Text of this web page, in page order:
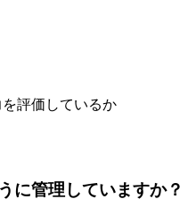
評価しているか
に管理していますか？